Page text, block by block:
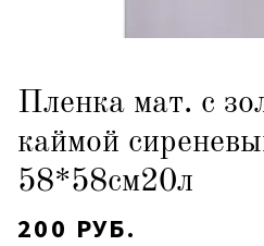
Пленка мат. с
каймой
58*58см20л
200 РУБ.